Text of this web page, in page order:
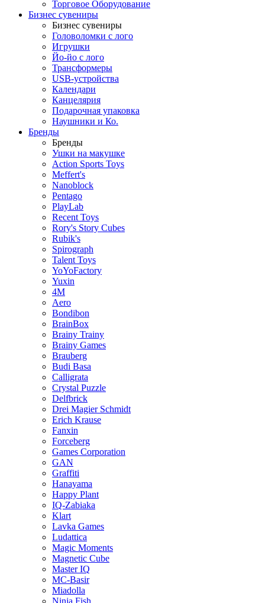
Торговое Оборудование
Бизнес сувениры
Бизнес сувениры
Головоломки с лого
Игрушки
Йо-йо с лого
Трансформеры
USB-устройства
Календари
Канцелярия
Подарочная упаковка
Наушники и Ко.
Бренды
Бренды
Ушки на макушке
Action Sports Toys
Meffert's
Nanoblock
Pentago
PlayLab
Recent Toys
Rory's Story Cubes
Rubik's
Spirograph
Talent Toys
YoYoFactory
Yuxin
4M
Aero
Bondibon
BrainBox
Brainy Trainy
Brainy Games
Brauberg
Budi Basa
Calligrata
Crystal Puzzle
Delfbrick
Drei Magier Schmidt
Erich Krause
Fanxin
Forceberg
Games Corporation
GAN
Graffiti
Hanayama
Happy Plant
IQ-Zabiaka
Klart
Lavka Games
Ludattica
Magic Moments
Magnetic Cube
Master IQ
MC-Basir
Miadolla